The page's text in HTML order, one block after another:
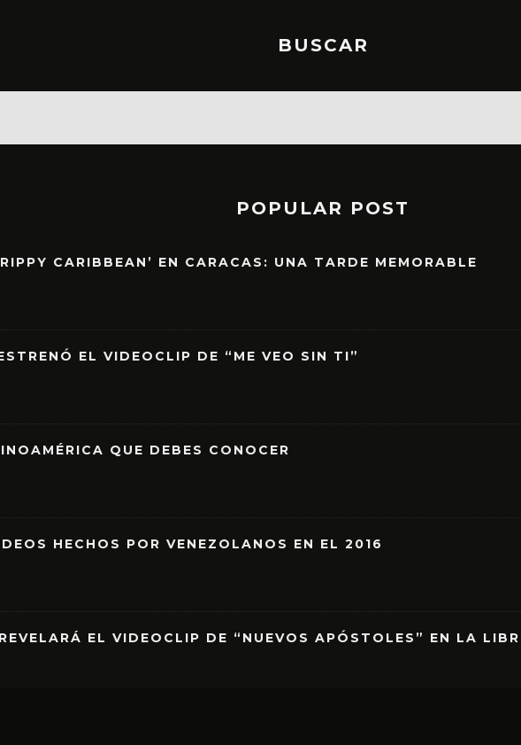
BUSCAR
POPULAR POST
CARIBBEAN’ EN CARACAS: UNA TARDE MEMORABLE
EL VIDEOCLIP DE “ME VEO SIN TI”
QUE DEBES CONOCER
HECHOS POR VENEZOLANOS EN EL 2016
EL VIDEOCLIP DE “NUEVOS APÓSTOLES” EN LA